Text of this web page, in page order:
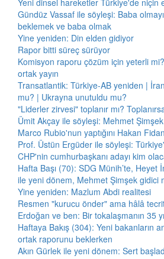
Yeni dinsel hareketler Türkiye'de niçin
Gündüz Vassaf ile söyleşi: Baba
beklemek ve baba olmak
Yine yeniden: Din elden gidiyor
Rapor bitti süreç sürüyor
Komisyon raporu çözüm için yeterli
ortak yayın
Transatlantik: Türkiye-AB yeniden |
mu? | Ukrayna unutuldu mu?
"Liderler zirvesi" toplanır mı?
Ümit Akçay ile söyleşi: Mehmet
Marco Rubio'nun yaptığını Hakan
Prof. Üstün Ergüder ile söyleşi:
CHP'nin cumhurbaşkanı adayı kim
Hafta Başı (70): SDG Münih’te, Heyet
ile yeni dönem, Mehmet Şimşek gidici
Yine yeniden: Mazlum Abdi realitesi
Resmen "kurucu önder" ama hâlâ
Erdoğan ve ben: Bir tokalaşmanın 35
Haftaya Bakış (304): Yeni bakanların
ortak raporunu beklerken
Akın Gürlek ile yeni dönem: Sert